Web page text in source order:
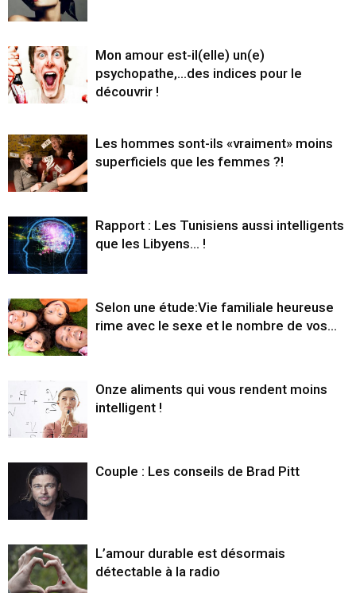
Mon amour est-il(elle) un(e)
psychopathe,…des indices pour le
découvrir !
Les hommes sont-ils «vraiment» moins
superficiels que les femmes ?!
Rapport : Les Tunisiens aussi intelligents
que les Libyens… !
Selon une étude:Vie familiale heureuse
rime avec le sexe et le nombre de vos...
Onze aliments qui vous rendent moins
intelligent !
Couple : Les conseils de Brad Pitt
L’amour durable est désormais
détectable à la radio